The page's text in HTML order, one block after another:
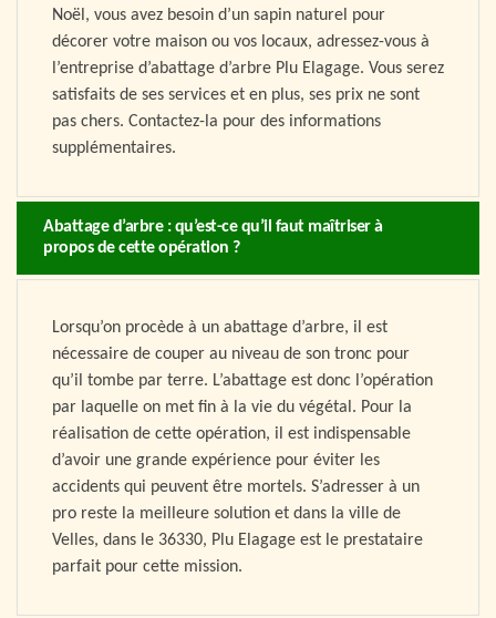
Noël, vous avez besoin d’un sapin naturel pour
décorer votre maison ou vos locaux, adressez-vous à
l’entreprise d’abattage d’arbre Plu Elagage. Vous serez
satisfaits de ses services et en plus, ses prix ne sont
pas chers. Contactez-la pour des informations
supplémentaires.
Abattage d’arbre : qu’est-ce qu’il faut maîtriser à
propos de cette opération ?
Lorsqu’on procède à un abattage d’arbre, il est
nécessaire de couper au niveau de son tronc pour
qu’il tombe par terre. L’abattage est donc l’opération
par laquelle on met fin à la vie du végétal. Pour la
réalisation de cette opération, il est indispensable
d’avoir une grande expérience pour éviter les
accidents qui peuvent être mortels. S’adresser à un
pro reste la meilleure solution et dans la ville de
Velles, dans le 36330, Plu Elagage est le prestataire
parfait pour cette mission.